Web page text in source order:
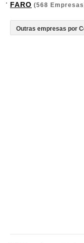
FARO (568